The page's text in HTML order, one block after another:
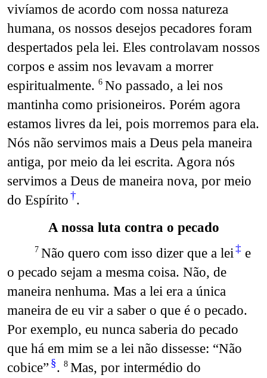
vivíamos de acordo com nossa natureza
humana, os nossos desejos pecadores foram
despertados pela lei. Eles controlavam nossos
corpos e assim nos levavam a morrer
espiritualmente. 6 No passado, a lei nos
mantinha como prisioneiros. Porém agora
estamos livres da lei, pois morremos para ela.
Nós não servimos mais a Deus pela maneira
antiga, por meio da lei escrita. Agora nós
servimos a Deus de maneira nova, por meio
do Espírito†.
A nossa luta contra o pecado
7 Não quero com isso dizer que a lei‡ e
o pecado sejam a mesma coisa. Não, de
maneira nenhuma. Mas a lei era a única
maneira de eu vir a saber o que é o pecado.
Por exemplo, eu nunca saberia do pecado
que há em mim se a lei não dissesse: “Não
cobice” §. 8 Mas, por intermédio do